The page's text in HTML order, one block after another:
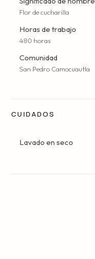
Flor de cucharilla
Horas de trabajo
480 horas
Comunidad
San Pedro Camocuautla
CUIDADOS
Lavado en seco